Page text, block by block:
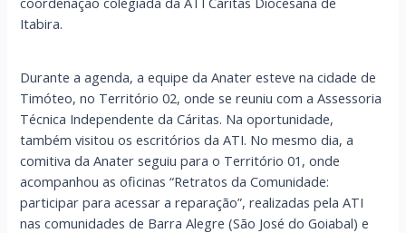
Itabira.
Durante a agenda, a equipe da Anater esteve na cidade de
Timóteo, no Território 02, onde se reuniu com a Assessoria
Técnica Independente da Cáritas. Na oportunidade,
também visitou os escritórios da ATI. No mesmo dia, a
comitiva da Anater seguiu para o Território 01, onde
acompanhou as oficinas “Retratos da Comunidade:
participar para acessar a reparação”, realizadas pela ATI
nas comunidades de Barra Alegre (São José do Goiabal) e